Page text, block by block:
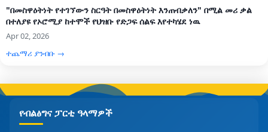
"በመስዋዕትነት የተገኘውን ስርዓት በመስዋዕትነት እንጠብቃለን" በሚል መሪ ቃል
በተለያዩ የኦሮሚያ ከተሞች የህዝቡ የድጋፍ ሰልፍ እየተካሄደ ነዉ
Apr 02, 2026
ተጨማሪ ያንብቡ →
የብልፅግና ፓርቲ ዓላማዎች